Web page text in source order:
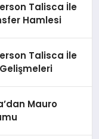
Talisca İle
Hamlesi
Talisca İle
Mauro